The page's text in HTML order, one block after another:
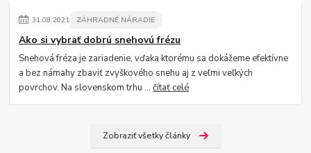
31.08.2021 ZÁHRADNÉ NÁRADIE
Ako si vybrať dobrú snehovú frézu
Snehová fréza je zariadenie, vďaka ktorému sa dokážeme efektívne
a bez námahy zbaviť zvyškového snehu aj z veľmi veľkých
povrchov. Na slovenskom trhu ...čítať celé
Zobraziť všetky články